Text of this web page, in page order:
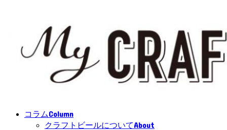
コラムColumn
クラフトビールについてAbout